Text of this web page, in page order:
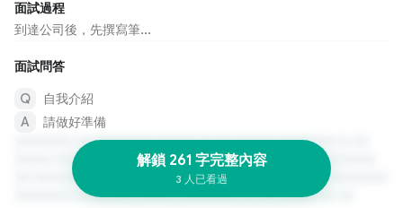
面試過程
到達公司後，先撰寫筆...
面試問答
自我介紹
請做好準備
解鎖 261 字完整內容
3 人已看過